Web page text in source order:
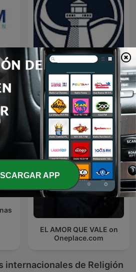
Predicaciones Cristianas
EL AMOR QUE VALE on
Oneplace.com
internacionales de Religión
APP